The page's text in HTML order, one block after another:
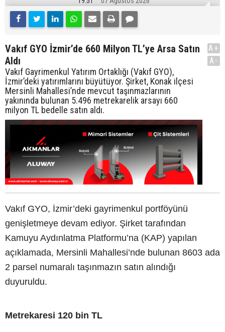
Vakıf GYO İzmir’de 660 Milyon TL’ye Arsa Satın
Aldı
Vakıf Gayrimenkul Yatırım Ortaklığı (Vakıf GYO),
İzmir’deki yatırımlarını büyütüyor. Şirket, Konak ilçesi
Mersinli Mahallesi’nde mevcut taşınmazlarının
yakınında bulunan 5.496 metrekarelik arsayı 660
milyon TL bedelle satın aldı.
A+
A-
Vakıf GYO, İzmir’deki gayrimenkul portföyünü
genişletmeye devam ediyor. Şirket tarafından
Kamuyu Aydınlatma Platformu’na (KAP) yapılan
açıklamada, Mersinli Mahallesi’nde bulunan 8603 ada
2 parsel numaralı taşınmazın satın alındığı
duyuruldu.
Metrekaresi 120 bin TL